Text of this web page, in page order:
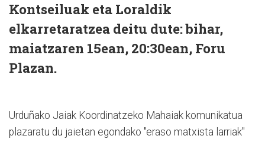
Kontseiluak eta Loraldik
elkarretaratzea deitu dute: bihar,
maiatzaren 15ean, 20:30ean, Foru
Plazan.
Urduñako Jaiak Koordinatzeko Mahaiak komunikatua
plazaratu du jaietan egondako "eraso matxista larriak"